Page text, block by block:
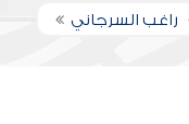
راغب السرجاني